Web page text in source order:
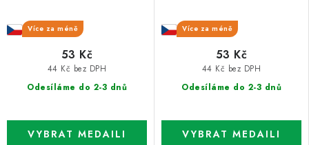
Více za méně
Odesíláme do 2-3 dnů
44 Kč bez DPH
53 Kč
Více za méně
Odesíláme do 2-3 dnů
44 Kč bez DPH
53 Kč